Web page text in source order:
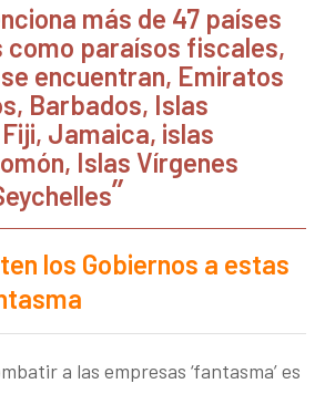
más de 47 países
como paraísos fiscales,
encuentran, Emiratos
Barbados, Islas
Jamaica, islas
Islas Vírgenes
los Gobiernos a estas
a las empresas ‘fantasma’ es